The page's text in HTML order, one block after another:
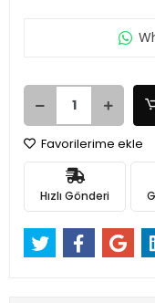
Favorilerime ekle
Hızlı Gönderi